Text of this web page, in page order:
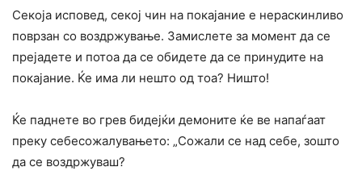
Секоја исповед, секој чин на покајание е нераскинливо
поврзан co воздржување. Замислете за момент да се
прејадете и потоа да се обидете да се принудите на
покајание. Ќе има ли нешто од тоа? Ништо!
Ќе паднете во грев бидејќи демоните ќе ве напаѓаат
преку себесожалувањето: „Сожали се над себе, зошто
да се воздржуваш?